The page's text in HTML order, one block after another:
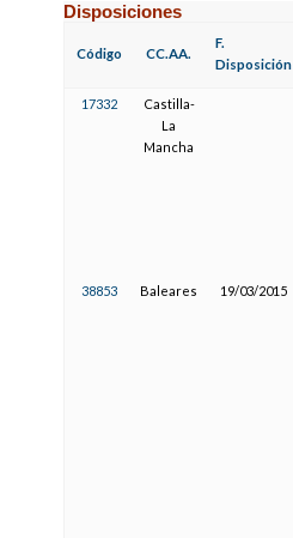
Disposiciones
Código CC.AA.
F.
Disposición
17332
Castilla-
La
Mancha
38853 Baleares 19/03/2015